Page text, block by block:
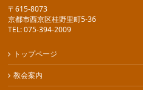
〒615-8073
京都市西京区桂野里町5-36
TEL: 075-394-2009
トップページ
教会案内